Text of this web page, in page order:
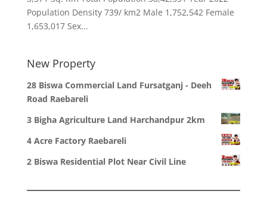
Population Density 739/ km2 Male 1,752,542 Female
1,653,017 Sex...
New Property
28 Biswa Commercial Land Fursatganj - Deeh
Road Raebareli
3 Bigha Agriculture Land Harchandpur 2km
4 Acre Factory Raebareli
2 Biswa Residential Plot Near Civil Line